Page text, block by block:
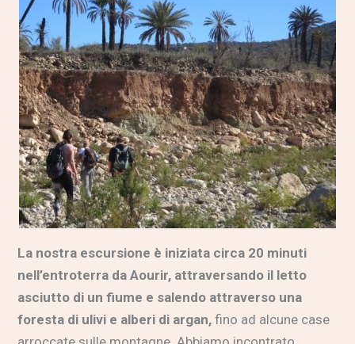
La nostra escursione è iniziata circa 20 minuti
nell’entroterra da Aourir, attraversando il letto
asciutto di un fiume e salendo attraverso una
foresta di ulivi e alberi di argan, fino ad alcune case